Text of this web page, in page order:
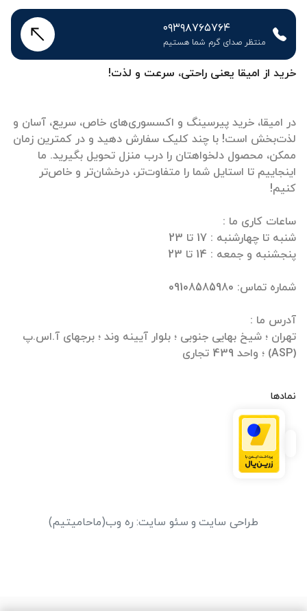
خرید از امیقا یعنی راحتی، سرعت و لذت!
در امیقا، خرید پیرسینگ و اکسسوری‌های خاص، سریع، آسان و
لذت‌بخش است! با چند کلیک سفارش دهید و در کمترین زمان
ممکن، محصول دلخواهتان را درب منزل تحویل بگیرید. ما
اینجاییم تا استایل شما را متفاوت‌تر، درخشان‌تر و خاص‌تر
تهران ؛ شیخ بهایی جنوبی ؛ بلوار آیینه وند ؛ برجهای آ.اس.پ
(ASP) ؛ واحد 439 تجاری
نمادها
۰۹۳۹۸۷۶۵۷۶۴
منتظر صدای گرم شما هستیم
طراحی سایت و سئو سایت: ره وب(ماحامیتیم)